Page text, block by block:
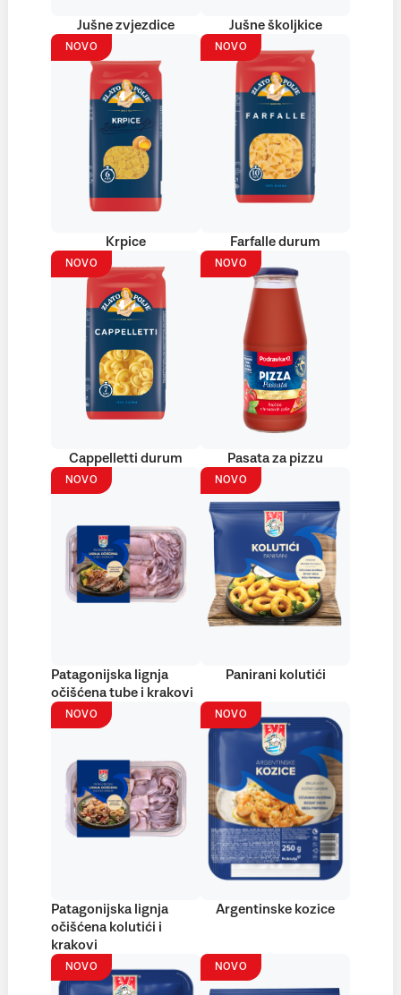
Jušne zvjezdice Jušne školjkice
NOVO
Krpice
NOVO
Farfalle durum
NOVO
Cappelletti durum
NOVO
Pasata za pizzu
NOVO
Patagonijska lignja
očišćena tube i krakovi
NOVO
Panirani kolutići
NOVO
Patagonijska lignja
očišćena kolutići i
krakovi
NOVO
Argentinske kozice
NOVO NOVO